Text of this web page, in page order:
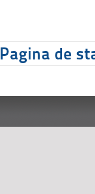
Pagina de